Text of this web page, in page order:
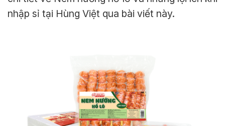
nhập sỉ tại Hùng Việt qua bài viết này.